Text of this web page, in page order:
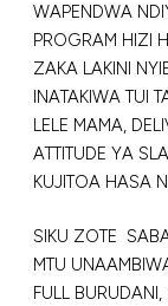
WAPENDWA
PROGRAM HIZI
ZAKA LAKINI
INATAKIWA TUI
LELE MAMA,
ATTITUDE YA
KUJITOA HASA
SIKU ZOTE
MTU
FULL